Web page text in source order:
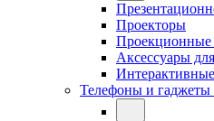
Проекторы
Проекционные
Аксессуары
Телефоны и гаджеты